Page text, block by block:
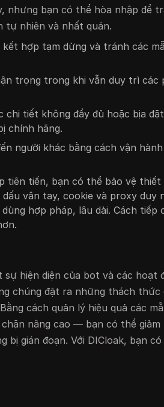
nhưng bạn có thể hòa nhập để
tự nhiên và nhất quán.
hợp tạm dừng và tránh các
trọng trong khi vẫn duy trì các
chi tiết không đầy đủ hoặc bịa
chính hãng.
người khác bằng cách vận
tiên tiến, bạn có thể bảo vệ
vân tay, cookie và proxy duy
hợp pháp, lâu dài. Cách tiếp
hiện diện của bot và các hoạt
chúng đặt ra những thách thức
cách quản lý hiệu quả các
nâng cao — bạn có thể giảm
bị gián đoạn. Với DICloak, bạn